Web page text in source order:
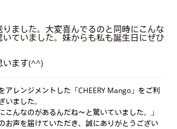
ました。大変喜んでるのと同時にこんな
ていました。妹からも私も誕生日にぜひ
います(^^)
アレンジメントした「CHEERY Mango」をご利
ました。
こんなのがあるんだね〜と驚いていました。」
お声を届けていただき、誠にありがとうござい